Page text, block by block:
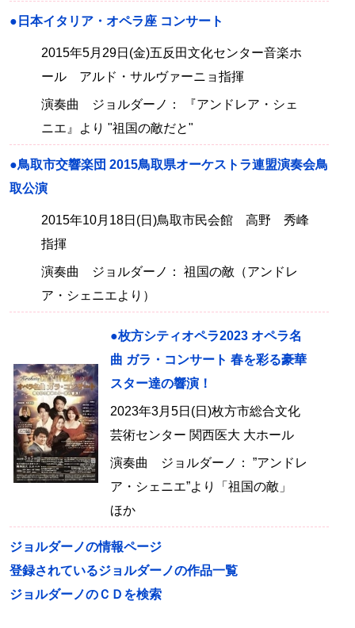
●日本イタリア・オペラ座 コンサート
2015年5月29日(金)五反田文化センター音楽ホ
ール アルド・サルヴァーニョ指揮
演奏曲 ジョルダーノ： 『アンドレア・シェ
ニエ』より "祖国の敵だと"
●鳥取市交響楽団 2015鳥取県オーケストラ連盟演奏会鳥
取公演
2015年10月18日(日)鳥取市民会館 高野 秀峰
指揮
演奏曲 ジョルダーノ： 祖国の敵（アンドレ
ア・シェニエより）
●枚方シティオペラ2023 オペラ名
曲 ガラ・コンサート 春を彩る豪華
スター達の響演！
2023年3月5日(日)枚方市総合文化
芸術センター 関西医大 大ホール
演奏曲 ジョルダーノ： ”アンドレ
ア・シェニエ”より「祖国の敵」
ほか
ジョルダーノの情報ページ
登録されているジョルダーノの作品一覧
ジョルダーノのＣＤを検索